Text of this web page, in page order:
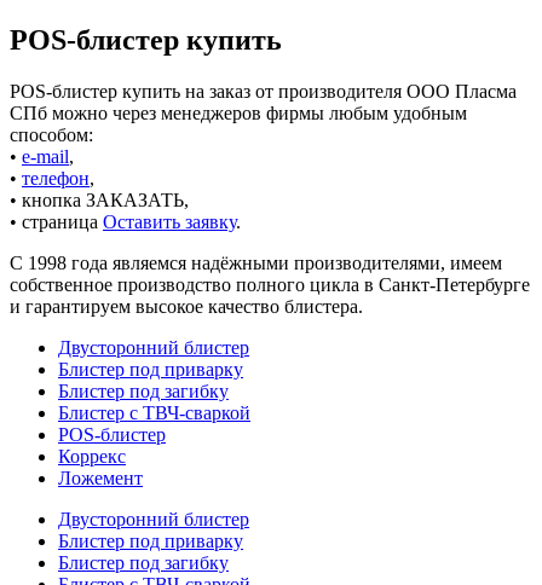
POS-блистер купить
POS-блистер купить на заказ от производителя ООО Пласма
СПб можно через менеджеров фирмы любым удобным
способом:
• e-mail,
• телефон,
• кнопка ЗАКАЗАТЬ,
• страница Оставить заявку.
С 1998 года являемся надёжными производителями, имеем
собственное производство полного цикла в Санкт-Петербурге
и гарантируем высокое качество блистера.
Двусторонний блистер
Блистер под приварку
Блистер под загибку
Блистер с ТВЧ-сваркой
POS-блистер
Коррекс
Ложемент
Двусторонний блистер
Блистер под приварку
Блистер под загибку